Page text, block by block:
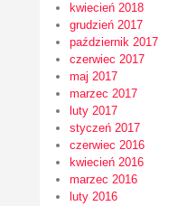
kwiecień 2018
grudzień 2017
październik 2017
czerwiec 2017
maj 2017
marzec 2017
luty 2017
styczeń 2017
czerwiec 2016
kwiecień 2016
marzec 2016
luty 2016